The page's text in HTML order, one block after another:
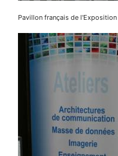
Pavillon français de